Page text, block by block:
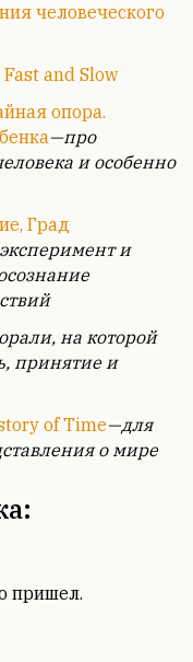
человеческого
and Slow
опора.
—про
и особенно
Град
и
на которой
принятие и
of Time—для
о мире
пришел.